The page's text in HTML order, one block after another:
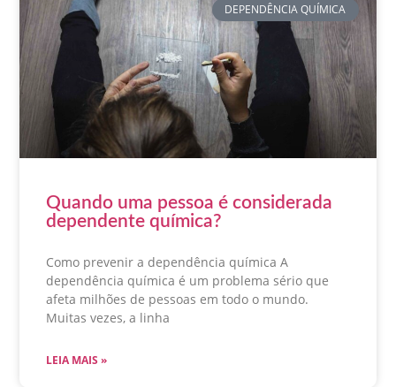
DEPENDÊNCIA QUÍMICA
Quando uma pessoa é considerada
dependente química?
Como prevenir a dependência química A
dependência química é um problema sério que
afeta milhões de pessoas em todo o mundo.
Muitas vezes, a linha
LEIA MAIS »